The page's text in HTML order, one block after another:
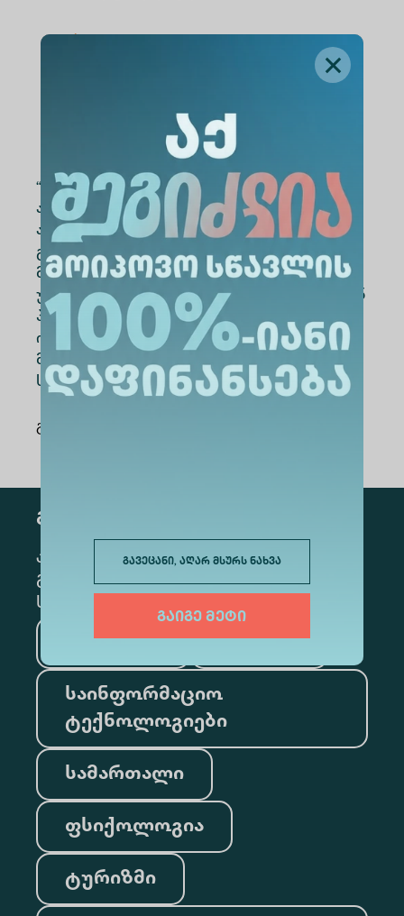
გავეცანი, აღარ მსურს ნახვა
გაიგე მეტი
მაც- გუნდი სივრცე/Sivrce ,
ლარიანი ფულადი პრიზი გადაეცა.
“START-UP მარათონი”-ს მიზანი
ახალგაზრდებში მეწარმეობის, ინოვაციური
აზროვნებისა და ბიზნეს უნარების
განვითარებაა. პროექტი უფროსკლასელებს,
მთელი ქვეყნის მასშტაბით, აძლევს
უნიკალურ შესაძლებლობას, დარგის წამყვან
პროფესიონალებთან ერთად დაამუშაონ
იდეა, აქციონ ბიზნეს მოდულად და
მოიპოვონ მის განსახორციელებლად
საჭირო ფინანსები.
გაზიარება
გამოწერა
კონკრეტული მიმართულების
გამოსაწერად, მონიშნეთ შესაბამისი
სექცია
მედიცინა ბიზნესი
საინფორმაციო
ტექნოლოგიები
სამართალი
ფსიქოლოგია
ტურიზმი